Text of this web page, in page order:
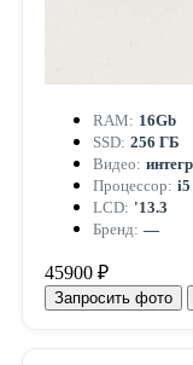
RAM: 16Gb
SSD: 256 ГБ
Видео:
Процессор: i5
LCD: '13.3
Бренд: —
45900 ₽
Запросить фото